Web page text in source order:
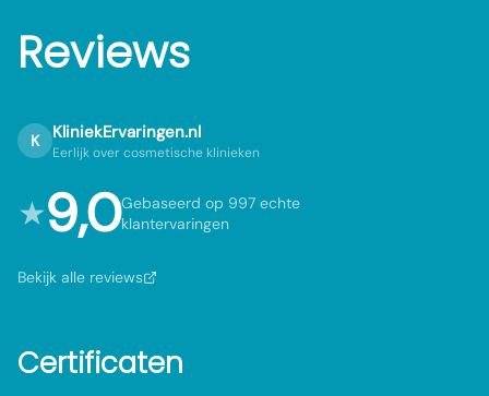
Reviews
K KliniekErvaringen.nl
Eerlijk over cosmetische klinieken
★9,0Gebaseerd op 997 echte
klantervaringen
Bekijk alle reviews
Certificaten